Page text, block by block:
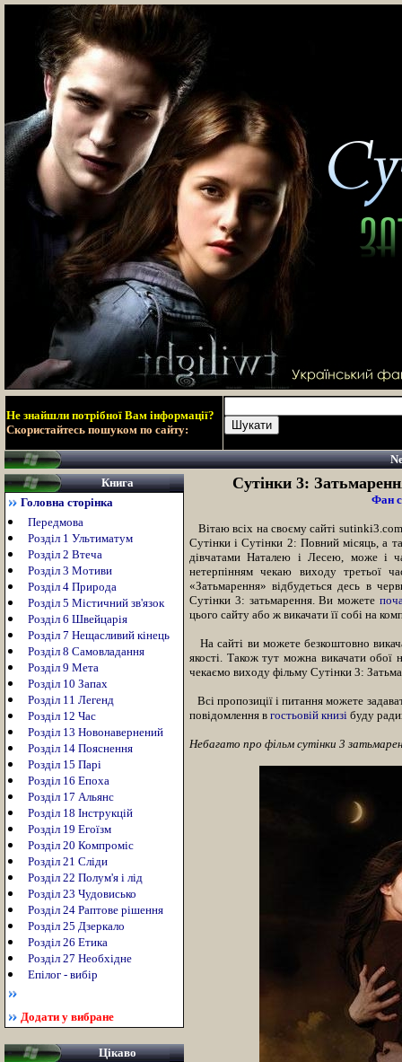
Не знайшли потрібної Вам інформації?
Скористайтесь пошуком по сайту:
Книга
Головна сторінка
Передмова
Розділ 1 Ультиматум
Розділ 2 Втеча
Розділ 3 Мотиви
Розділ 4 Природа
Розділ 5 Містичний зв'язок
Розділ 6 Швейцарія
Розділ 7 Нещасливий кінець
Розділ 8 Самовладання
Розділ 9 Мета
Розділ 10 Запах
Розділ 11 Легенд
Розділ 12 Час
Розділ 13 Новонавернений
Розділ 14 Пояснення
Розділ 15 Парі
Розділ 16 Епоха
Розділ 17 Альянс
Розділ 18 Інструкцій
Розділ 19 Егоїзм
Розділ 20 Компроміс
Розділ 21 Сліди
Розділ 22 Полум'я і лід
Розділ 23 Чудовисько
Розділ 24 Раптове рішення
Розділ 25 Дзеркало
Розділ 26 Етика
Розділ 27 Необхідне
Епілог - вибір
Додати у вибране
Цікаво
Сутінки 3:
Фан
Вітаю всіх на своєму сайті sutinki3.com
Сутінки і Сутінки 2: Повний місяць, а
дівчатами Наталею і Лесею, може і
нетерпінням чекаю виходу третьої
«Затьмарення» відбудеться десь в
Сутінки 3: затьмарення. Ви можете
цього сайту або ж викачати її собі на
На сайті ви можете безкоштовно
якості. Також тут можна викачати обої
чекаємо виходу фільму Сутінки 3:
Всі пропозиції і питання можете
повідомлення в гостьовій книзі буду
Небагато про фільм сутінки 3